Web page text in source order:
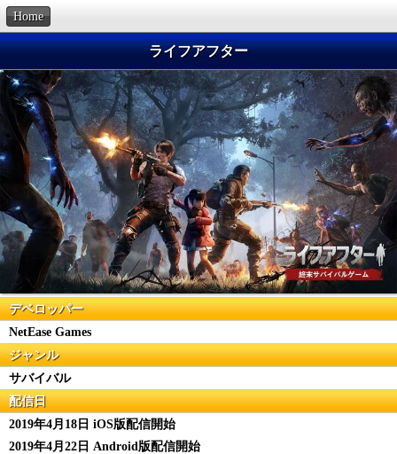
Home
ライフアフター
デベロッパー
NetEase Games
ジャンル
サバイバル
配信日
2019年4月18日 iOS版配信開始
2019年4月22日 Android版配信開始